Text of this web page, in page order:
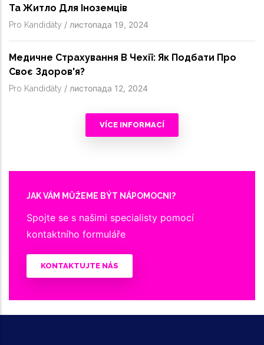
Та Житло Для Іноземців
Pro Kandidáty / листопада 19, 2024
Медичне Страхування В Чехії: Як Подбати Про
Своє Здоров'я?
Pro Kandidáty / листопада 12, 2024
VÍCE INFORMACÍ
JAK VÁM MŮŽEME BÝT NÁPOMOCNI?
Spojte se s našimi specialisty pomocí
kontaktního formuláře
KONTAKTUJTE NÁS